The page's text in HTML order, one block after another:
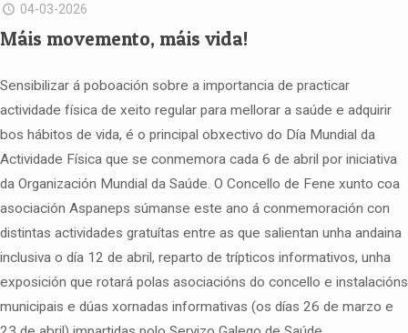
04-03-2026
Máis movemento, máis vida!
Sensibilizar á poboación sobre a importancia de practicar
actividade física de xeito regular para mellorar a saúde e adquirir
bos hábitos de vida, é o principal obxectivo do Día Mundial da
Actividade Física que se conmemora cada 6 de abril por iniciativa
da Organización Mundial da Saúde. O Concello de Fene xunto coa
asociación Aspaneps súmanse este ano á conmemoración con
distintas actividades gratuítas entre as que salientan unha andaina
inclusiva o día 12 de abril, reparto de trípticos informativos, unha
exposición que rotará polas asociacións do concello e instalacións
municipais e dúas xornadas informativas (os días 26 de marzo e